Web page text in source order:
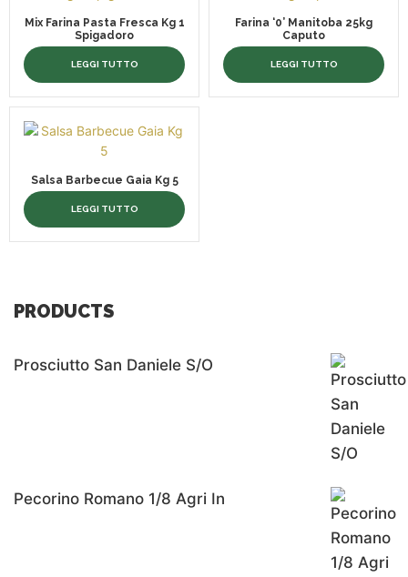
Mix Farina Pasta Fresca Kg 1
Spigadoro
LEGGI TUTTO
Farina ‘0’ Manitoba 25kg
Caputo
LEGGI TUTTO
Salsa Barbecue Gaia Kg 5
LEGGI TUTTO
PRODUCTS
Prosciutto San Daniele S/o
Pecorino Romano 1/8 Agri In